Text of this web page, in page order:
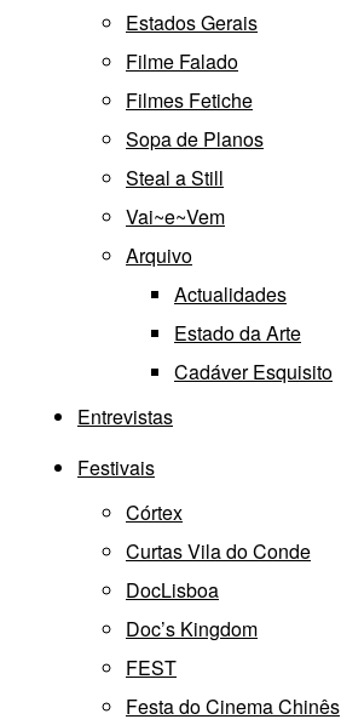
Estados Gerais
Filme Falado
Filmes Fetiche
Sopa de Planos
Steal a Still
Vai~e~Vem
Arquivo
Actualidades
Estado da Arte
Cadáver Esquisito
Entrevistas
Festivais
Córtex
Curtas Vila do Conde
DocLisboa
Doc’s Kingdom
FEST
Festa do Cinema Chinês